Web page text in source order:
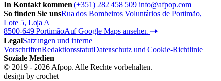
In Kontakt kommen (+351) 282 458 509 info@afpop.com
So finden Sie unsRua dos Bombeiros Voluntários de Portimão,
Lote 5, Loja A
8500-649 PortimãoAuf Google Maps ansehen
LegalSatzungen und interne
VorschriftenRedaktionsstatutDatenschutz und Cookie-Richtlinie
Soziale Medien
© 2019 - 2026 Afpop. Alle Rechte vorbehalten.
design by crochet